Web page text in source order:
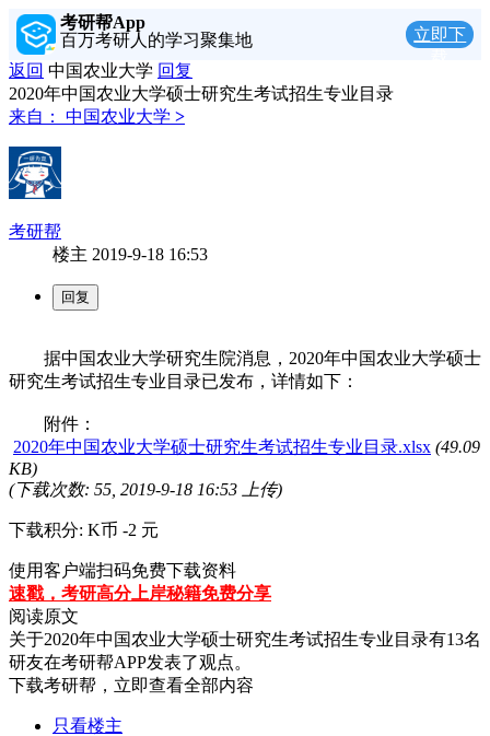
考研帮App
百万考研人的学习聚集地
立即下
返回 中国农业大学 回复
2020年中国农业大学硕士研究生考试招生专业目录
来自：
中国农业大学 >
考研帮
楼主 2019-9-18 16:53
据中国农业大学研究生院消息，2020年中国农业大学硕士
研究生考试招生专业目录已发布，详情如下：
附件：
2020年中国农业大学硕士研究生考试招生专业目录.xlsx (49.09
KB)
(下载次数: 55, 2019-9-18 16:53 上传)
下载积分: K币 -2 元
使用客户端扫码免费下载资料
速戳，考研高分上岸秘籍免费分享
阅读原文
关于2020年中国农业大学硕士研究生考试招生专业目录有13名
研友在考研帮APP发表了观点。
下载考研帮，立即查看全部内容
只看楼主